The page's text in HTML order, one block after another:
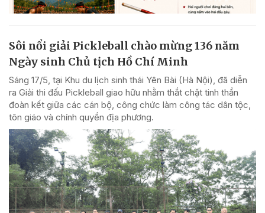
Sôi nổi giải Pickleball chào mừng 136 năm
Ngày sinh Chủ tịch Hồ Chí Minh
Sáng 17/5, tại Khu du lịch sinh thái Yên Bài (Hà Nội), đã diễn
ra Giải thi đấu Pickleball giao hữu nhằm thắt chặt tinh thần
đoàn kết giữa các cán bộ, công chức làm công tác dân tộc,
tôn giáo và chính quyền địa phương.